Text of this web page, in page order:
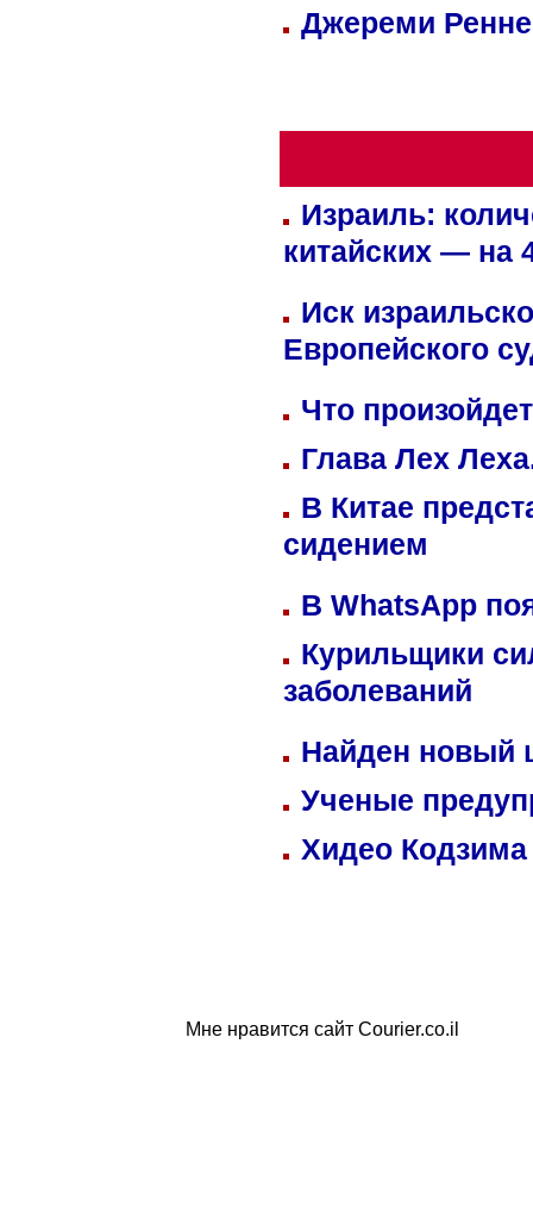
Джереми
Израиль:
китайских — на
Иск
Европейского
Что
Глава Лех
В Китае
сидением
В WhatsApp
Курильщики
заболеваний
Найден
Ученые
Хидео
Мне нравится сайт Courier.co.il